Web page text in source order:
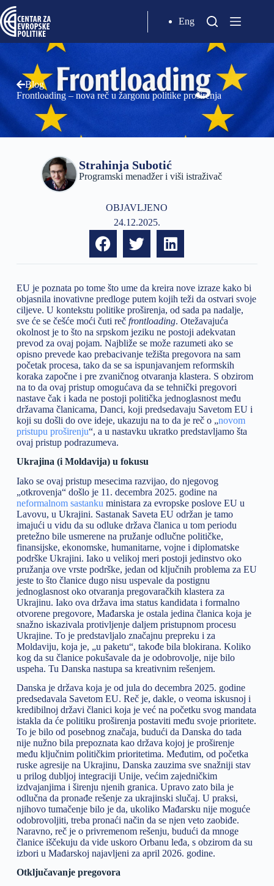
Eng
Blog
Frontloading – nova reč u žargonu politike proširenja
Strahinja Subotić
Programski menadžer i viši istraživač
OBJAVLJENO
24.12.2025.
EU je poznata po tome što ume da kreira nove izraze kako bi
objasnila inovativne predloge putem kojih teži da ostvari svoje
ciljeve. U kontekstu politike proširenja, od sada pa nadalje,
sve će se češće moći čuti reč frontloading. Otežavajuća
okolnost je to što na srpskom jeziku ne postoji adekvatan
prevod za ovaj pojam. Najbliže se može razumeti ako se
opisno prevede kao prebacivanje težišta pregovora na sam
početak procesa, tako da se sa ispunjavanjem reformskih
koraka započne i pre zvaničnog otvaranja klastera. S obzirom
na to da ovaj pristup omogućava da se tehnički pregovori
nastave čak i kada ne postoji politička jednoglasnost među
državama članicama, Danci, koji predsedavaju Savetom EU i
koji su došli do ove ideje, ukazuju na to da je reč o „novom
pristupu proširenju“, a u nastavku ukratko predstavljamo šta
ovaj pristup podrazumeva.
Ukrajina (i Moldavija) u fokusu
Iako se ovaj pristup mesecima razvijao, do njegovog
„otkrovenja“ došlo je 11. decembra 2025. godine na
neformalnom sastanku ministara za evropske poslove EU u
Lavovu, u Ukrajini. Sastanak Saveta EU održan je tamo
imajući u vidu da su odluke država članica u tom periodu
pretežno bile usmerene na pružanje odlučne političke,
finansijske, ekonomske, humanitarne, vojne i diplomatske
podrške Ukrajini. Iako u velikoj meri postoji jedinstvo oko
pružanja ove vrste podrške, jedan od ključnih problema za EU
jeste to što članice dugo nisu uspevale da postignu
jednoglasnost oko otvaranja pregovaračkih klastera za
Ukrajinu. Iako ova država ima status kandidata i formalno
otvorene pregovore, Mađarska je ostala jedina članica koja je
snažno iskazivala protivljenje daljem pristupnom procesu
Ukrajine. To je predstavljalo značajnu prepreku i za
Moldaviju, koja je, „u paketu“, takođe bila blokirana. Koliko
kog da su članice pokušavale da je odobrovolje, nije bilo
uspeha. Tu Danska nastupa sa kreativnim rešenjem.
Danska je država koja je od jula do decembra 2025. godine
predsedavala Savetom EU. Reč je, dakle, o veoma iskusnoj i
kredibilnoj državi članici koja je već na početku svog mandata
istakla da će politiku proširenja postaviti među svoje prioritete.
To je bilo od posebnog značaja, budući da Danska do tada
nije nužno bila prepoznata kao država kojoj je proširenje
među ključnim političkim prioritetima. Međutim, od početka
ruske agresije na Ukrajinu, Danska zauzima sve snažniji stav
u prilog dubljoj integraciji Unije, većim zajedničkim
izdvajanjima i širenju njenih granica. Upravo zato bila je
odlučna da pronađe rešenje za ukrajinski slučaj. U praksi,
njihovo tumačenje bilo je da, ukoliko Mađarsku nije moguće
odobrovoljiti, treba pronaći način da se njen veto zaobiđe.
Naravno, reč je o privremenom rešenju, budući da mnoge
članice iščekuju da vide uskoro Orbanu leđa, s obzirom da su
izbori u Mađarskoj najavljeni za april 2026. godine.
Otključavanje pregovora